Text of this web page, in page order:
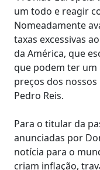
um todo e reagir
Nomeadamente
taxas excessivas
da América, que
que podem ter
preços dos
Pedro Reis.
Para o titular da
anunciadas por
notícia para o
criam inflação,